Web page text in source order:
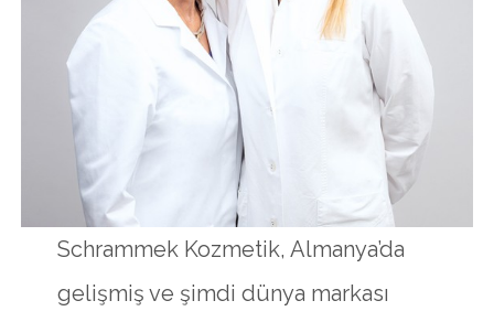
Schrammek Kozmetik, Almanya’da
gelişmiş ve şimdi dünya markası